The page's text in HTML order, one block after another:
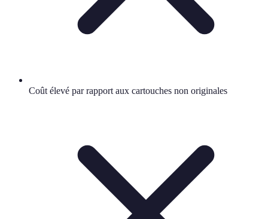
Coût élevé par rapport aux cartouches non originales